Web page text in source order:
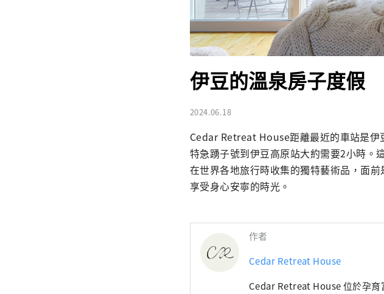
伊豆的溫泉房子度假
2024.06.18
Cedar Retreat House距離最近的車站是
特急踴子號到伊豆高原站大約需要2小時。
在世界各地旅行時收集的獨特藝術品，面
享受身心安寧的時光。
作者
Cedar Retreat House
Cedar Retreat House 位於孕